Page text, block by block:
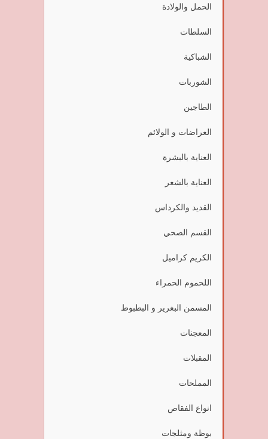
الحمل والولادة
السلطات
الشباكية
الشوربات
الطاجين
العراضات و الولائم
العناية بالبشرة
العناية بالشعر
القديد والكرداس
القسم الصحي
الكريم كراميل
اللحموم الحمراء
المسمن البغرير و البطبوط
المعجنات
المقبلات
المملحات
انواع الفقاص
بوظة ومثلجات